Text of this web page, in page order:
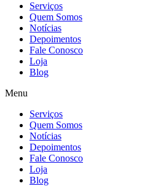
Serviços
Quem Somos
Notícias
Depoimentos
Fale Conosco
Loja
Blog
Menu
Serviços
Quem Somos
Notícias
Depoimentos
Fale Conosco
Loja
Blog